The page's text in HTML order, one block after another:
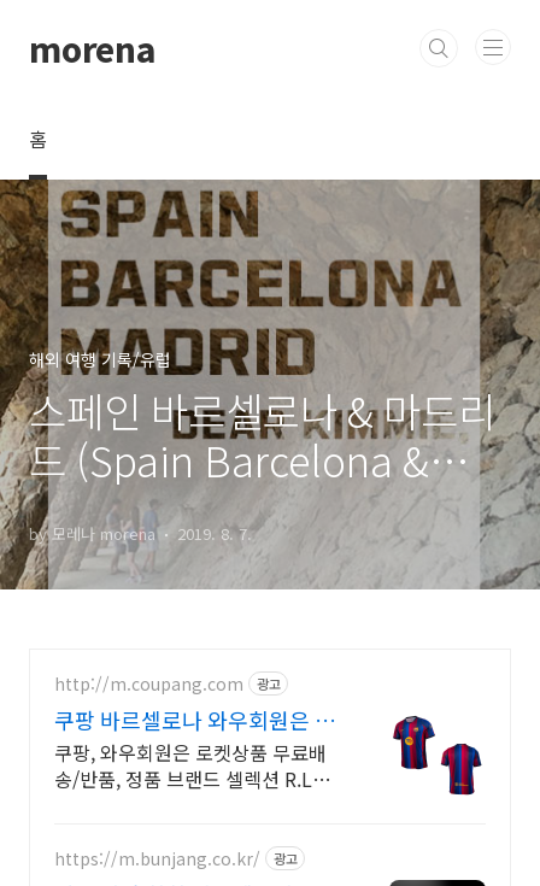
morena
홈
해외 여행 기록/유럽
스페인 바르셀로나 & 마드리
드 (Spain Barcelona &
Madrid)
by 모레나 morena 2019. 8. 7.
http://m.coupang.com 광고
쿠팡 바르셀로나 와우회원은 무
제한 무료 배송
쿠팡, 와우회원은 로켓상품 무료배
송/반품, 정품 브랜드 셀렉션 R.LUX
https://m.bunjang.co.kr/ 광고